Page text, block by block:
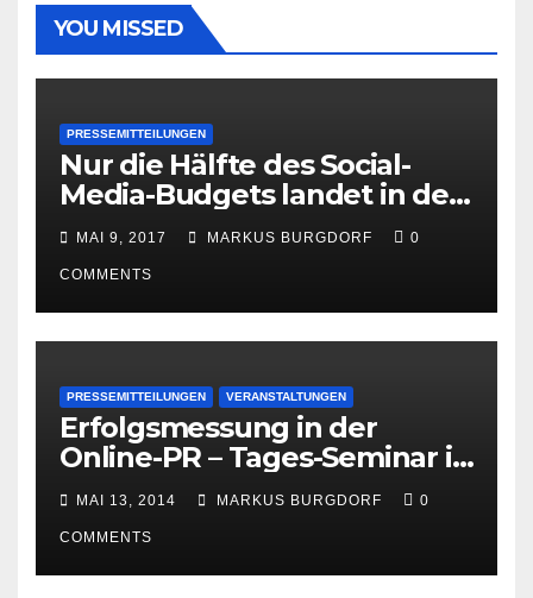
YOU MISSED
PRESSEMITTEILUNGEN
Nur die Hälfte des Social-
Media-Budgets landet in der
PRMAI 9, 2017 MARKUS BURGDORF 0
COMMENTS
PRESSEMITTEILUNGEN VERANSTALTUNGEN
Erfolgsmessung in der
Online-PR – Tages-Seminar in
Hamburg am 23. Juni 2014
MAI 13, 2014 MARKUS BURGDORF 0
COMMENTS